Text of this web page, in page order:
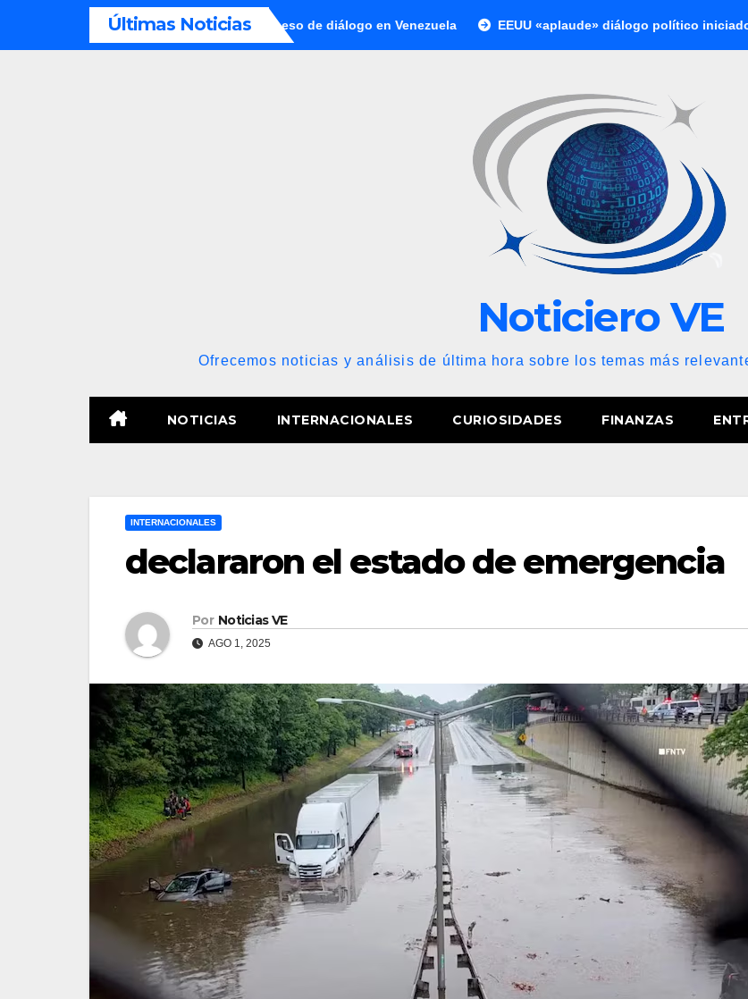
Últimas Noticias
metodología para el proceso de diálogo en Venezuela EEUU «aplaude» diálogo político iniciado en Venezuela
Noticiero VE
Ofrecemos noticias y análisis de última hora sobre los temas más
NOTICIAS INTERNACIONALES CURIOSIDADES FINANZAS
INTERNACIONALES
declararon el estado de emergencia
Por Noticias VE
AGO 1, 2025